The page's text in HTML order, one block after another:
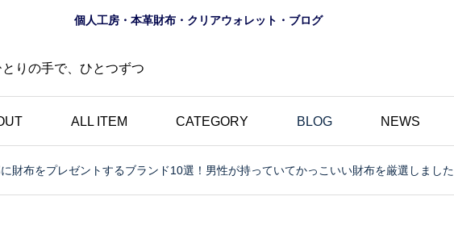
個人工房・本革財布・クリアウォレット・ブログ
とりの手で、ひとつずつ
ALL ITEM CATEGORY BLOG NEWS
財布
に財布をプレゼントするブランド10選！男性が持っていてかっこいい財布を厳選しました